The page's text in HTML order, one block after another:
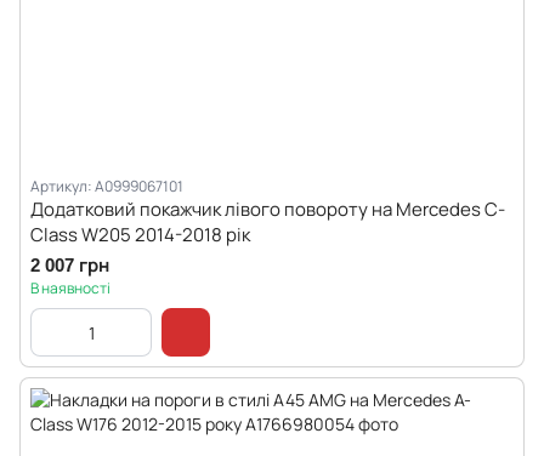
Артикул: A0999067101
Додатковий покажчик лівого повороту на Mercedes C-
Class W205 2014-2018 рік
2 007 грн
В наявності